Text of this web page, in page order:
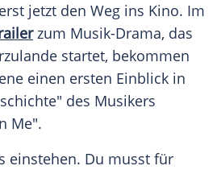
jetzt den Weg ins Kino. Im
zum Musik-Drama, das
startet, bekommen
einen ersten Einblick in
des Musikers
Me".
einstehen. Du musst für